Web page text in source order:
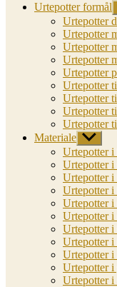
Urtepotter formål
Urtepotter
Urtepotter
Urtepotter
Urtepotter
Urtepotter
Urtepotter
Urtepotter
Urtepotter
Urtepotter
Materiale Vis
Urtepotter i
Urtepotter i
Urtepotter i
Urtepotter i
Urtepotter i
Urtepotter i
Urtepotter i
Urtepotter
Urtepotter i
Urtepotter i
Urtepotter i